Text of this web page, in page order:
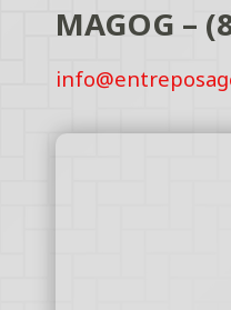
MAGOG –